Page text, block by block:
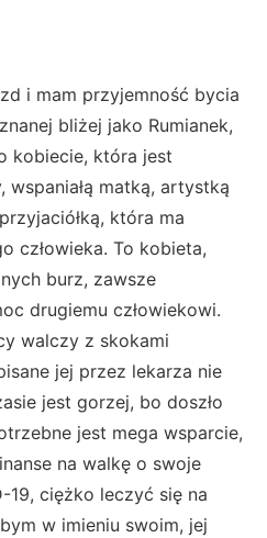
i mam przyjemność bycia
bliżej jako Rumianek,
kobiecie, która jest
wspaniałą matką, artystką
która ma
człowieka. To kobieta,
burz, zawsze
drugiemu człowiekowi.
walczy z skokami
jej przez lekarza nie
jest gorzej, bo doszło
jest mega wsparcie,
na walkę o swoje
19, ciężko leczyć się na
w imieniu swoim, jej